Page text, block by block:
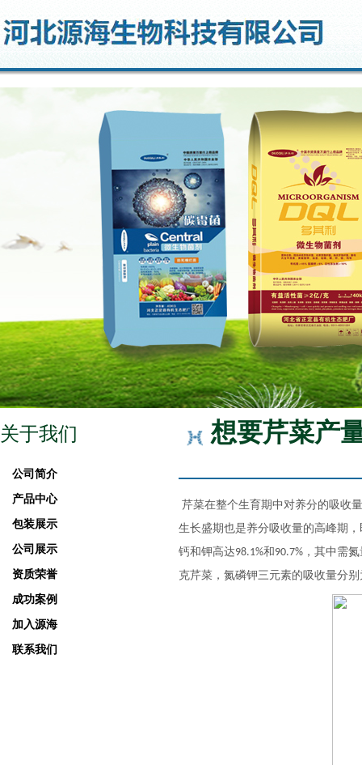
关于我们
公司简介
产品中心
包装展示
公司展示
资质荣誉
成功案例
加入源海
联系我们
想要芹菜产
芹菜在整个生育期中对养分的吸收
生长盛期也是养分吸收量的高峰期
钙和钾高达98.1%和 90.7% ，其中需
克芹菜，氮磷钾三元素的吸收量分别